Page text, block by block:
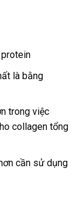
là bằng
trong việc
collagen tổng
cần sử dụng